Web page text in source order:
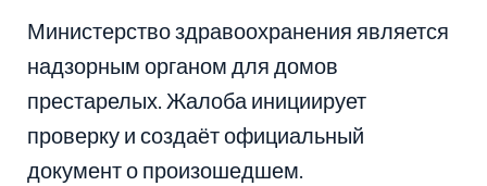
Министерство здравоохранения является
надзорным органом для домов
престарелых. Жалоба инициирует
проверку и создаёт официальный
документ о произошедшем.